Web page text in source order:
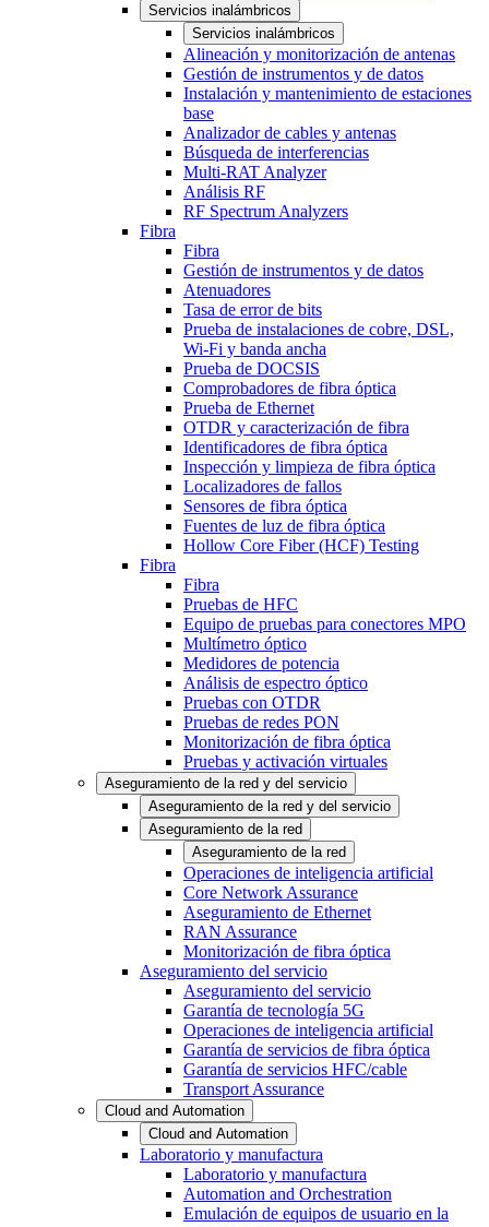
Servicios inalámbricos
Servicios inalámbricos
Alineación y monitorización de antenas
Gestión de instrumentos y de datos
Instalación y mantenimiento de estaciones
base
Analizador de cables y antenas
Búsqueda de interferencias
Multi-RAT Analyzer
Análisis RF
RF Spectrum Analyzers
Fibra
Fibra
Gestión de instrumentos y de datos
Atenuadores
Tasa de error de bits
Prueba de instalaciones de cobre, DSL,
Wi-Fi y banda ancha
Prueba de DOCSIS
Comprobadores de fibra óptica
Prueba de Ethernet
OTDR y caracterización de fibra
Identificadores de fibra óptica
Inspección y limpieza de fibra óptica
Localizadores de fallos
Sensores de fibra óptica
Fuentes de luz de fibra óptica
Hollow Core Fiber (HCF) Testing
Fibra
Fibra
Pruebas de HFC
Equipo de pruebas para conectores MPO
Multímetro óptico
Medidores de potencia
Análisis de espectro óptico
Pruebas con OTDR
Pruebas de redes PON
Monitorización de fibra óptica
Pruebas y activación virtuales
Aseguramiento de la red y del servicio
Aseguramiento de la red y del servicio
Aseguramiento de la red
Aseguramiento de la red
Operaciones de inteligencia artificial
Core Network Assurance
Aseguramiento de Ethernet
RAN Assurance
Monitorización de fibra óptica
Aseguramiento del servicio
Aseguramiento del servicio
Garantía de tecnología 5G
Operaciones de inteligencia artificial
Garantía de servicios de fibra óptica
Garantía de servicios HFC/cable
Transport Assurance
Cloud and Automation
Cloud and Automation
Laboratorio y manufactura
Laboratorio y manufactura
Automation and Orchestration
Emulación de equipos de usuario en la